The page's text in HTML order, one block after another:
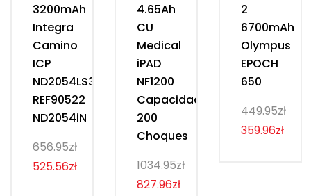
3200mAh
Integra
Camino
ICP
ND2054LS31
REF90522
ND2054iN
656.95zł
525.56zł
4.65Ah
CU
Medical
iPAD
NF1200
Capacidad
200
Choques
1034.95zł
827.96zł
2
6700mAh
Olympus
EPOCH
650
449.95zł
359.96zł